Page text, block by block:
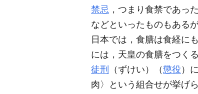
禁忌 ，つまり食禁であっ
などといったものもある
日本では，食膳は食経に
には，天皇の食膳をつく
徒刑
（ずけい）（懲役 ）
肉〉という組合せが挙げ